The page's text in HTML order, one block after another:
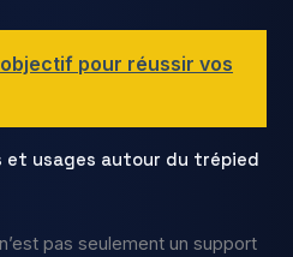
pour réussir vos
et usages autour du trépied
pas seulement un support